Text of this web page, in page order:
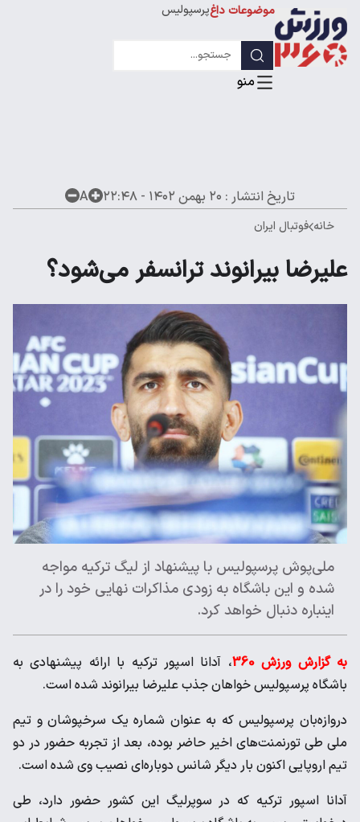
موضوعات داغپرسپولیس
لیگ قهرمانان
تاریخ انتشار : ۲۰ بهمن ۱۴۰۲ - ۲۲:۴۸ A
خانه فوتبال ایران
علیرضا بیرانوند ترانسفر می‌شود؟
​ملی‌پوش پرسپولیس با پیشنهاد از لیگ ترکیه مواجه
شده و این باشگاه به زودی مذاکرات نهایی خود را در
اینباره دنبال خواهد کرد.
به گزارش ورزش 360
، آدانا اسپور ترکیه با ارائه پیشنهادی به
باشگاه پرسپولیس خواهان جذب علیرضا بیرانوند شده است.
دروازه‌بان پرسپولیس که به عنوان شماره یک سرخپوشان و تیم
ملی طی تورنمنت‌های اخیر حاضر بوده، بعد از تجربه حضور در دو
تیم اروپایی اکنون بار دیگر شانس دوباره‌ای نصیب وی شده است.
آدانا اسپور ترکیه که در سوپرلیگ این کشور حضور دارد، طی